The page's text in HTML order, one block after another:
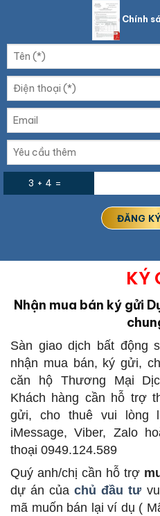
Chính
3 + 4 =
KÝ
Nhận mua bán ký gửi
Sàn giao dịch bất động
nhận mua bán, ký gửi,
căn hộ Thương Mại
Khách hàng cần hỗ trợ
gửi, cho thuê vui lòng
iMessage, Viber, Zalo
thoại 0949.124.589
Quý anh/chị cần hỗ trợ
dự án củachủ đầu tư
mã muốn bán lại ví dụ (